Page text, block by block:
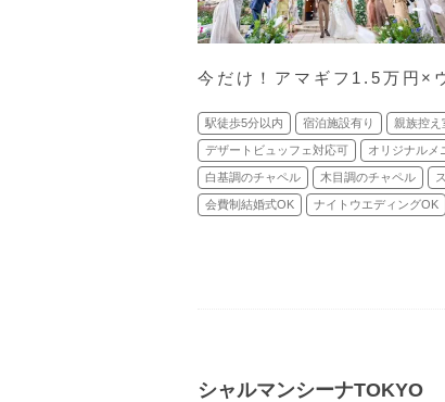
今だけ！アマギフ1.5万円×
駅徒歩5分以内 宿泊施設有り 親族控え
デザートビュッフェ対応可 オリジナルメ
白基調のチャペル 木目調のチャペル
会費制結婚式OK ナイトウエディングOK
シャルマンシーナTOKYO